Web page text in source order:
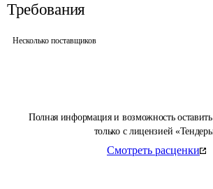
Полная информация и возможность
только с лицензией
Смотреть расценки
Требования
Несколько поставщиков